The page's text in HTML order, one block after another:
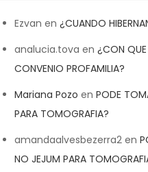
Ezvan en ¿CUANDO
analucia.tova en ¿CON QUE
CONVENIO PROFAMILIA?
Mariana Pozo en PODE
PARA TOMOGRAFIA?
amandaalvesbezerra2 en
NO JEJUM PARA